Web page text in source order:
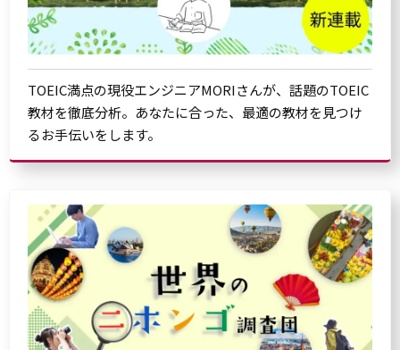
TOEIC満点の現役エンジニアMORIさんが、話題のTOEIC
教材を徹底分析。あなたに合った、最適の教材を見つけ
るお手伝いをします。